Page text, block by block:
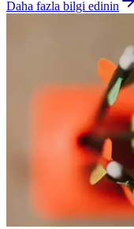
Daha fazla bilgi edinin